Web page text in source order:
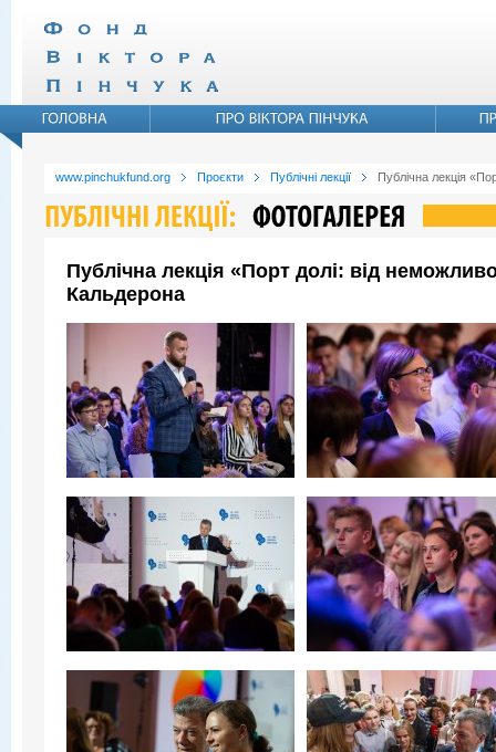
www.pinchukfund.org Проєкти Публічні лекції Публічна лекція
Публічна лекція «Порт долі: від
Кальдерона